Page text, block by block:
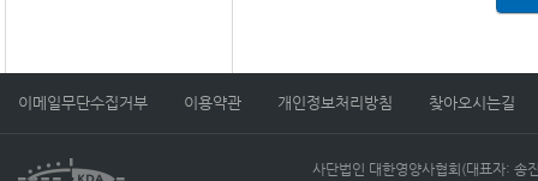
이메일무단수집거부 이용약관 개인정보처리방침 찾아오시는길
사단법인 대한영양사협회(대표자: